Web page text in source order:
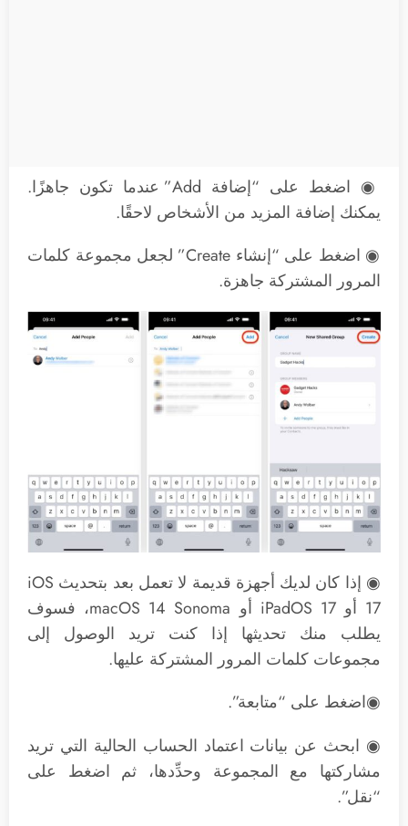
◉ اضغط على “إضافة Add” عندما تكون جاهزًا.
يمكنك إضافة المزيد من الأشخاص لاحقًا.
◉ اضغط على “إنشاء Create” لجعل مجموعة كلمات
المرور المشتركة جاهزة.
◉ إذا كان لديك أجهزة قديمة لا تعمل بعد بتحديث iOS
17 أو iPadOS 17 أو macOS 14 Sonoma، فسوف
يطلب منك تحديثها إذا كنت تريد الوصول إلى
مجموعات كلمات المرور المشتركة عليها.
◉اضغط على “متابعة”.
◉ ابحث عن بيانات اعتماد الحساب الحالية التي تريد
مشاركتها مع المجموعة وحدِّدها، ثم اضغط على
“نقل”.